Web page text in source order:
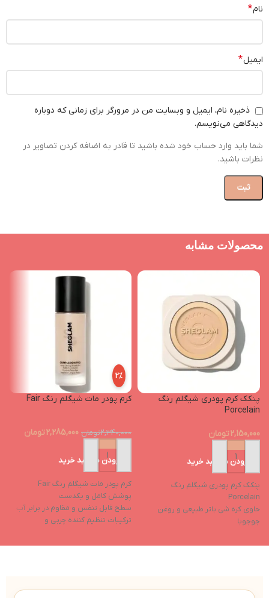
نام*
ایمیل*
ذخیره نام، ایمیل و وبسایت من در مرورگر برای زمانی که دوباره
دیدگاهی می‌نویسم.
شما باید وارد حساب خود شده باشید تا قادر به اضافه کردن تصاویر در
نظرات باشید.
محصولات مشابه
پنکک کرم پودری شیگلم رنگ
Porcelain
2,150,000تومان
افزودن به سبد خرید
پنکک کرم پودری شیگلم رنگ
Porcelain
حاوی کره شی باتر طبیعی و روغن
جوجوبا
ایجاد رطوبت پوست و حفظ آن
2%
کرم پودر مات شیگلم رنگ Fair
2,340,000تومان 2,285,000تومان
افزودن به سبد خرید
کرم پودر مات شیگلم رنگ Fair
پوشش کامل و یکدست
سطح قابل تنفس و مقاوم در برابر آب
ترکیبات تنظیم کننده چربی و
بدون عطر و مواد حساسیت‌زا